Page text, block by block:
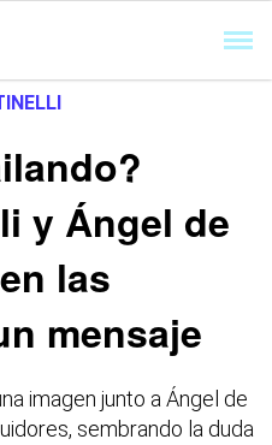
y Ángel de
las
mensaje
imagen junto a Ángel de
sembrando la duda